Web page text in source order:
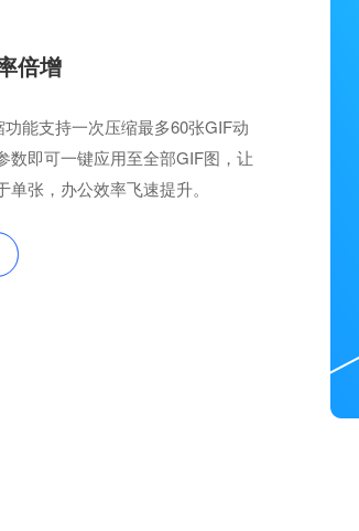
倍增
能支持一次压缩最多60张GIF动
数即可一键应用至全部GIF图，让
单张，办公效率飞速提升。